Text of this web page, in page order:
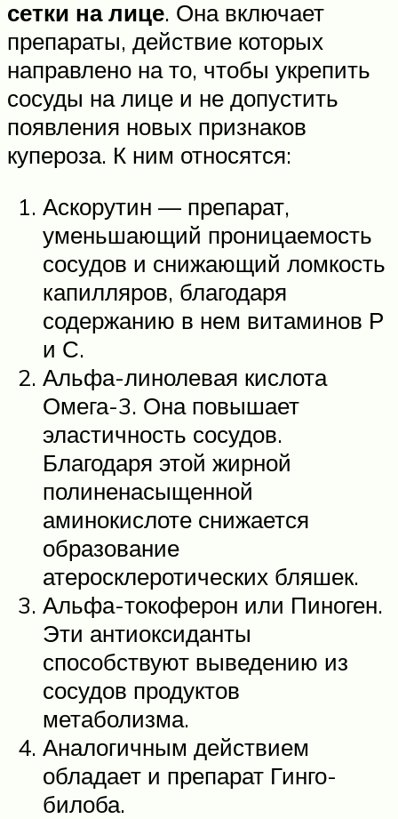
сетки на лице. Она включает
препараты, действие которых
направлено на то, чтобы укрепить
сосуды на лице и не допустить
появления новых признаков
купероза. К ним относятся:
Аскорутин — препарат,
уменьшающий проницаемость
сосудов и снижающий ломкость
капилляров, благодаря
содержанию в нем витаминов Р
и С.
Альфа-линолевая кислота
Омега-3. Она повышает
эластичность сосудов.
Благодаря этой жирной
полиненасыщенной
аминокислоте снижается
образование
атеросклеротических бляшек.
Альфа-токоферон или Пиноген.
Эти антиоксиданты
способствуют выведению из
сосудов продуктов
метаболизма.
Аналогичным действием
обладает и препарат Гинго-
билоба.